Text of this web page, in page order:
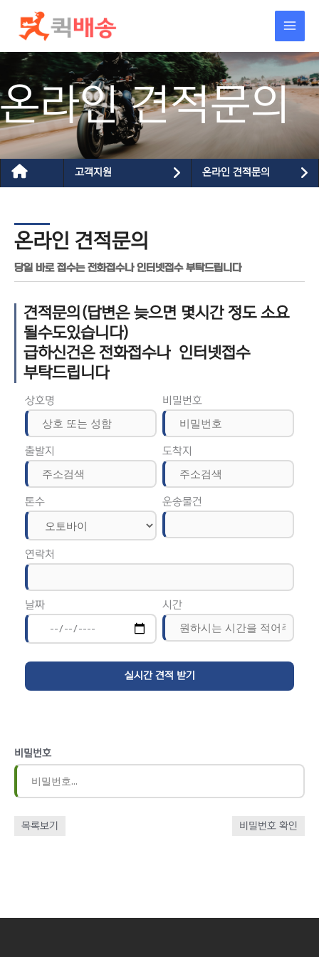
건너뛰기
온라인 견적문의
고객지원 온라인 견적문의
온라인 견적문의
당일 바로 접수는 전화접수나 인터넷접수 부탁드립니다
견적문의(답변은 늦으면 몇시간 정도 소요
될수도있습니다)
급하신건은 전화접수나 인터넷접수
부탁드립니다
상호명 비밀번호
출발지 도착지
톤수 운송물건
연락처
날짜 시간
비밀번호
목록보기 비밀번호 확인